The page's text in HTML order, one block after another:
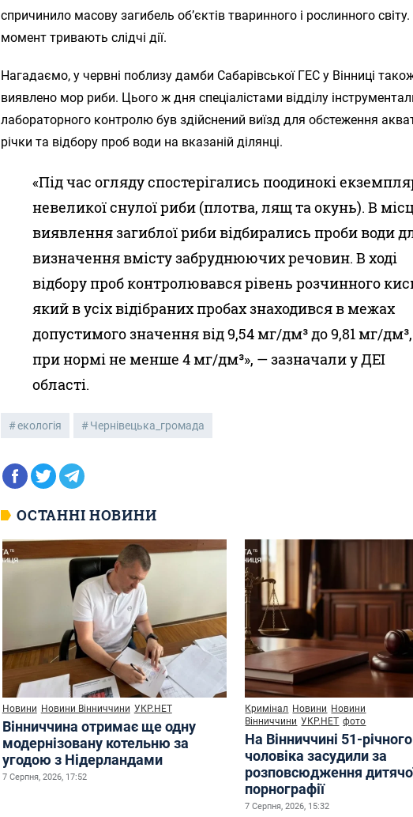
спричинило масову загибель об’єктів тваринного і рослинного
момент тривають слідчі дії.
Нагадаємо, у червні поблизу дамби Сабарівської ГЕС у Вінниці
виявлено мор риби. Цього ж дня спеціалістами відділу
лабораторного контролю був здійснений виїзд для обстеження
річки та відбору проб води на вказаній ділянці.
«Під час огляду спостерігались поодинокі
невеликої снулої риби (плотва, лящ та окунь). В
виявлення загиблої риби відбирались проби води
визначення вмісту забруднюючих речовин. В ході
відбору проб контролювався рівень розчинного
який в усіх відібраних пробах знаходився в межах
допустимого значення від 9,54 мг/дм³ до 9,81 мг/дм³,
при нормі не менше 4 мг/дм³», — зазначали у ДЕІ
області.
екологія Чернівецька_громада
ОСТАННІ НОВИНИ
Новини Новини Вінниччини УКР.НЕТ
Вінниччина отримає ще одну
модернізовану котельню за
угодою з Нідерландами
7 Серпня, 2026, 17:52
Кримінал Новини Новини
Вінниччини УКР.НЕТ фото
На Вінниччині 51-річного
чоловіка засудили за
розповсюдження
порнографії
7 Серпня, 2026, 15:32